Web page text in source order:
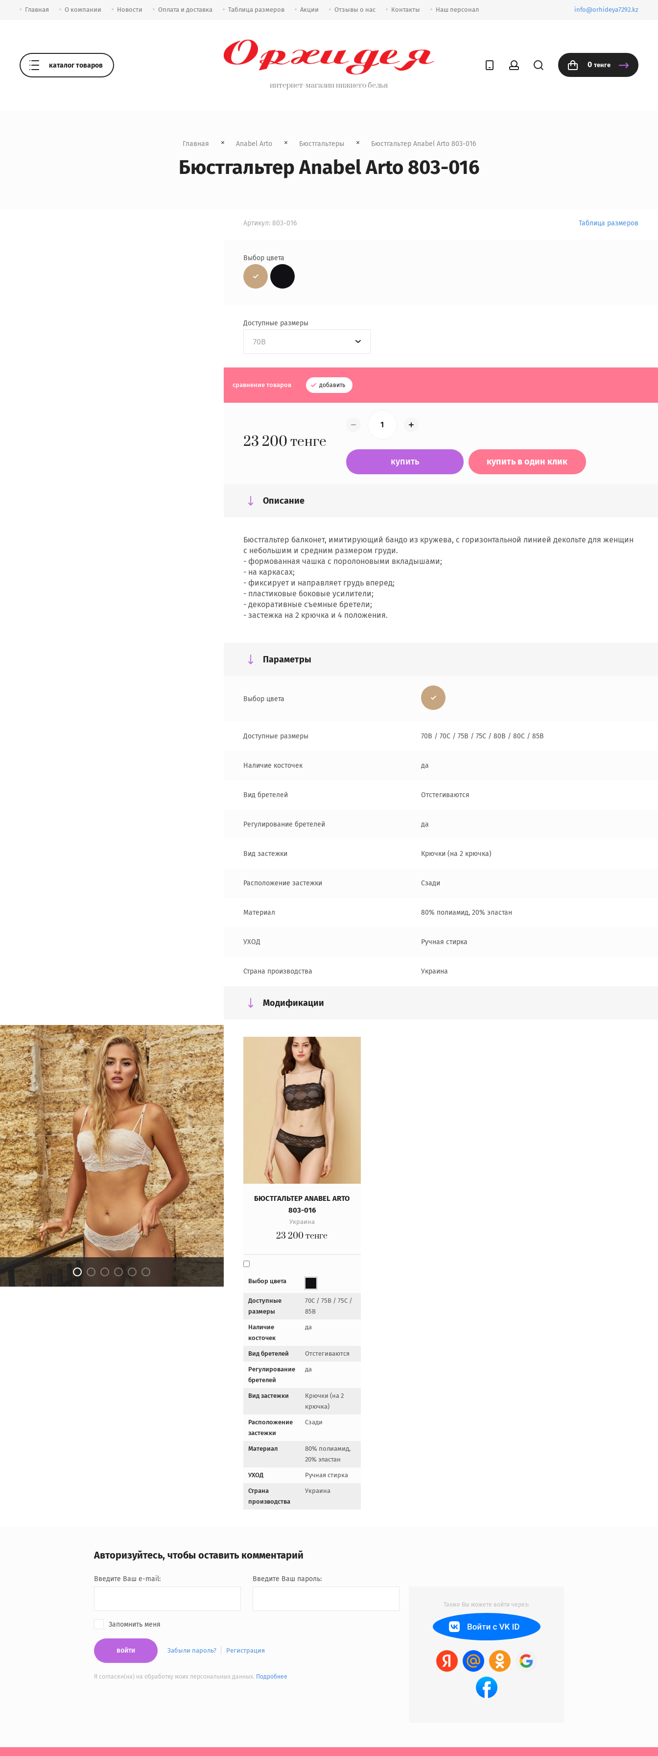
Главная О компании Новости Оплата и доставка Таблица размеров Акции Отзывы о нас Контакты Наш персонал info@orhideya7292.kz
каталог товаров
интернет-магазин нижнего белья
0 тенге
Главная Anabel Arto Бюстгальтеры
  Бюстгальтер Anabel Arto 803-016
Бюстгальтер Anabel Arto 803-016
Артикул:803-016 Таблица размеров
Выбор цвета
Доступные размеры
70B
сравнение товаров добавить
23 200 тенге
купить купить в один клик
Описание
Бюстгальтер балконет, имитирующий бандо из кружева, с горизонтальной линией декольте для женщин
с небольшим и средним размером груди.
- формованная чашка с поролоновыми вкладышами;
- на каркасах;
- фиксирует и направляет грудь вперед;
- пластиковые боковые усилители;
- декоративные съемные бретели;
- застежка на 2 крючка и 4 положения.
Параметры
Выбор цвета
Доступные размеры 70B / 70C / 75B / 75C / 80B / 80C / 85B
Наличие косточек да
Вид бретелей Отстегиваются
Регулирование бретелей да
Вид застежки Крючки (на 2 крючка)
Расположение застежки Сзади
Материал 80% полиамид, 20% эластан
УХОД Ручная стирка
Страна производства Украина
Модификации
БЮСТГАЛЬТЕР ANABEL ARTO
803-016
Украина
23 200 тенге
Выбор цвета
Доступные
размеры
70C / 75B / 75C /
85B
Наличие
косточек
да
Вид бретелей Отстегиваются
Регулирование
бретелей
да
Вид застежки
Крючки (на 2
крючка)
Расположение
застежки
Сзади
Материал
80% полиамид,
20% эластан
УХОД Ручная стирка
Страна
производства
Украина
Авторизуйтесь, чтобы оставить комментарий
Введите Ваш e-mail: Введите Ваш пароль:
Запомнить меня
войти Забыли пароль? Регистрация
Я согласен(на) на обработку моих персональных данных. Подробнее
Также Вы можете войти через: